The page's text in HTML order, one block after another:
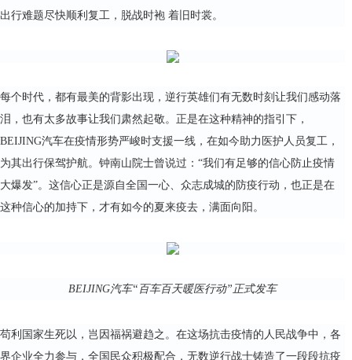
出行难题尽快顺利复工，脱战时袍 着旧时裳。
每个时代，都有最美的背影出现，逆行英雄们有无数时刻让我们感动落
泪，也有太多故事让我们肃然起敬。正是在这种精神的指引下，
BEIJING汽车在疫情形势严峻时支援一线，在如今助力医护人员复工，
为其出行保驾护航。钟南山院士曾说过：“我们有足够的信心防止疫情
大爆发”。这信心正是源自全国一心、众志成城的防疫行动，也正是在
这种信心的加持下，才有如今的夏来疫去，满面向阳。
BEIJING汽车“百车百天暖医行动”正式发车
苟利国家生死以，岂因福祸避趋之。在这场抗击疫情的人民战争中，各
界企业全力参与，全国民众积极配合，无数逆行战士铸造了一段段抗疫